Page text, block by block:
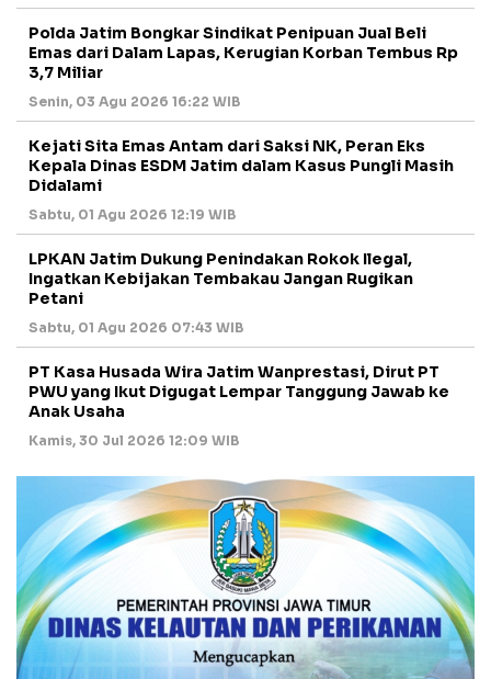
Polda Jatim Bongkar Sindikat Penipuan Jual Beli
Emas dari Dalam Lapas, Kerugian Korban Tembus Rp
3,7 Miliar
Senin, 03 Agu 2026 16:22 WIB
Kejati Sita Emas Antam dari Saksi NK, Peran Eks
Kepala Dinas ESDM Jatim dalam Kasus Pungli Masih
Didalami
Sabtu, 01 Agu 2026 12:19 WIB
LPKAN Jatim Dukung Penindakan Rokok Ilegal,
Ingatkan Kebijakan Tembakau Jangan Rugikan
Petani
Sabtu, 01 Agu 2026 07:43 WIB
PT Kasa Husada Wira Jatim Wanprestasi, Dirut PT
PWU yang Ikut Digugat Lempar Tanggung Jawab ke
Anak Usaha
Kamis, 30 Jul 2026 12:09 WIB